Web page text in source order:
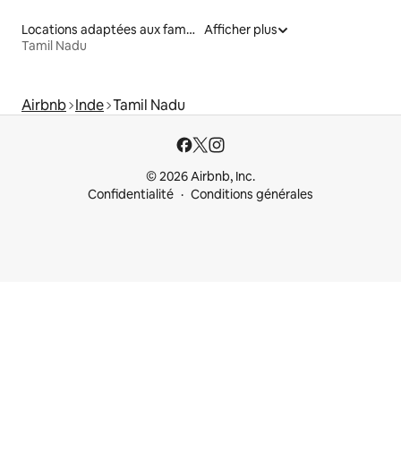
Locations adaptées aux familles
Tamil Nadu
Afficher plus
Airbnb Inde Tamil Nadu
© 2026 Airbnb, Inc.
Confidentialité
Conditions générales